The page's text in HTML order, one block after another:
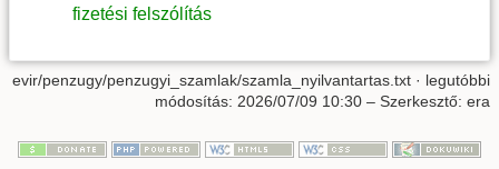
fizetési felszólítás
evir/penzugy/penzugyi_szamlak/szamla_nyilvantartas.txt · legutóbbi
módosítás: 2026/07/09 10:30 – Szerkesztő: era